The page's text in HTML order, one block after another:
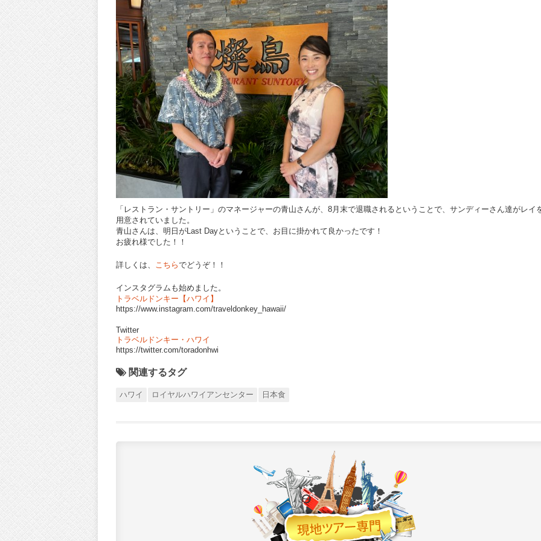
「レストラン・サントリー」のマネージャーの青山さんが、8月末で退職されるということで、サンディーさん達がレイ
用意されていました。
青山さんは、明日がLast Dayということで、お目に掛かれて良かったです！
お疲れ様でした！！
詳しくは、 こちらでどうぞ！！
インスタグラムも始めました。
トラベルドンキー【ハワイ】
https://www.instagram.com/traveldonkey_hawaii/
Twitter
トラベルドンキー・ハワイ
https://twitter.com/toradonhwi
関連するタグ
ハワイ ロイヤルハワイアンセンター 日本食